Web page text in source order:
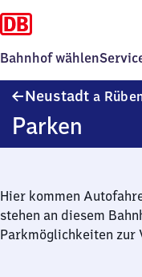
Bahnhof wählen
Neustadt a
Parken
Hier kommen
stehen an diesem
Parkmöglichkeiten zur